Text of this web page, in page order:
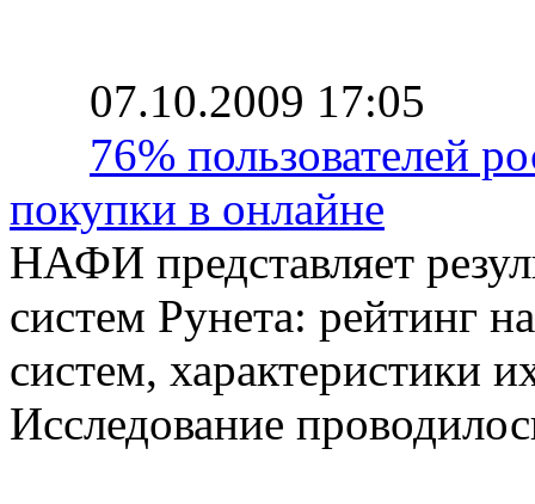
07.10.2009 17:05
76% пользователей
покупки в онлайне
НАФИ представляет
систем Рунета: рейтинг
систем, характеристики
Исследование